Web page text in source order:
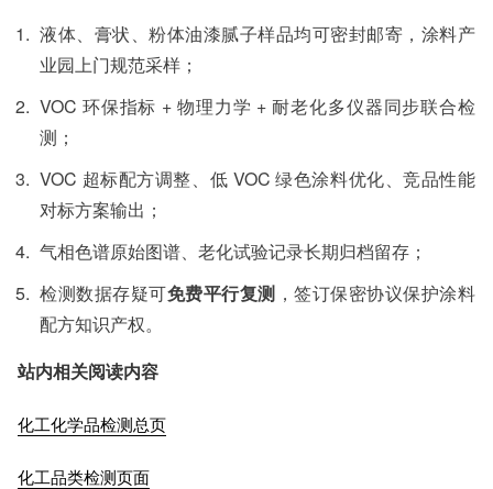
液体、膏状、粉体油漆腻子样品均可密封邮寄，涂料产
业园上门规范采样；
VOC 环保指标 + 物理力学 + 耐老化多仪器同步联合检
测；
VOC 超标配方调整、低 VOC 绿色涂料优化、竞品性能
对标方案输出；
气相色谱原始图谱、老化试验记录长期归档留存；
检测数据存疑可免费平行复测 ，签订保密协议保护涂料
配方知识产权。
站内相关阅读内容
化工化学品检测总页
化工品类检测页面